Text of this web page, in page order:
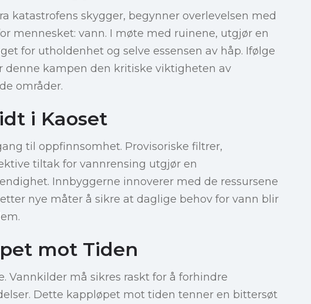
katastrofens skygger, begynner overlevelsen med
mennesket: vann. I møte med ruinene, utgjør en
for utholdenhet og selve essensen av håp. Ifølge
denne kampen den kritiske viktigheten av
områder.
i Kaoset
til oppfinnsomhet. Provisoriske filtrer,
tiltak for vannrensing utgjør en
Innbyggerne innoverer med de ressursene
nye måter å sikre at daglige behov for vann blir
mot Tiden
Vannkilder må sikres raskt for å forhindre
Dette kappløpet mot tiden tenner en bittersøt